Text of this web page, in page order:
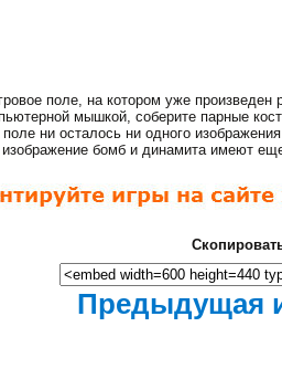
поле, на котором уже
мышкой, соберите парные
поле ни осталось ни одного
бомб и динамита имеют
Предыдущая